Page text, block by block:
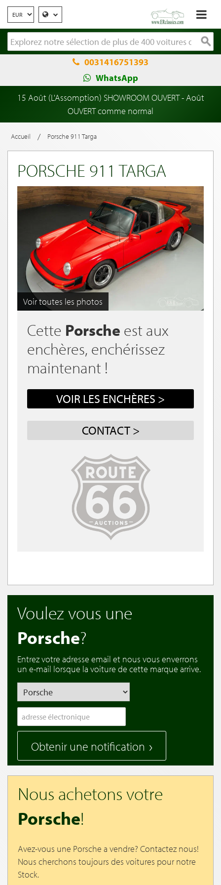
0031416751393
WhatsApp
15 Août (L'Assomption) SHOWROOM OUVERT - Août
OUVERT comme normal
Accueil / Porsche 911 Targa
PORSCHE 911 TARGA
Voir toutes les photos
Cette Porsche est aux
enchères, enchérissez
maintenant !
VOIR LES ENCHÈRES >
CONTACT >
Voulez vous une
Porsche?
Entrez votre adresse email et nous vous enverrons
un e-mail lorsque la voiture de cette marque arrive.
Obtenir une notification
Nous achetons votre
Porsche!
Avez-vous une Porsche a vendre? Contactez nous!
Nous cherchons toujours des voitures pour notre
Stock.